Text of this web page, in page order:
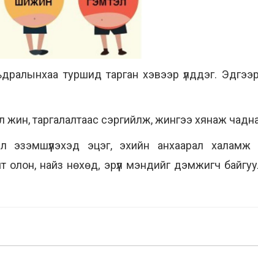
туршид тарган хэвээр үлддэг.
жин, таргалалтаас сэргийлж, жингээ хянаж
эзэмшүүлэхэд эцэг, эхийн анхаарал халамж
найз нөхөд, эрүүл мэндийг дэмжигч